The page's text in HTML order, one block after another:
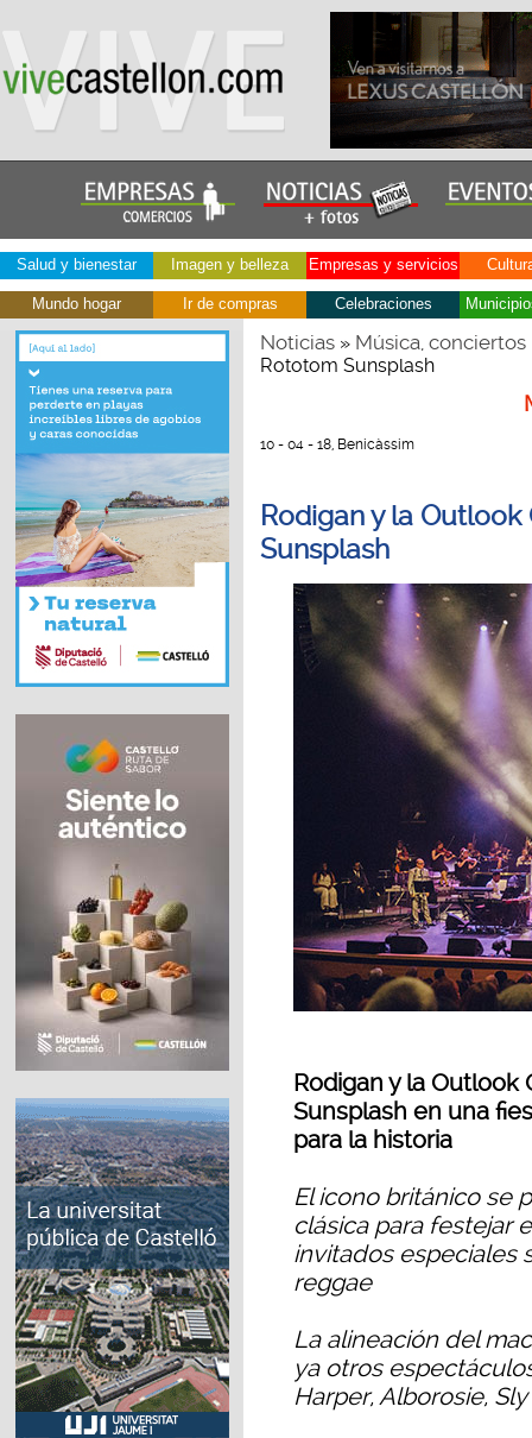
Salud y bienestar Imagen y belleza Empresas y servicios
Mundo hogar Ir de compras Celebraciones
Noticias» Música, conciertos
Rototom Sunsplash
10 - 04 - 18, Benicàssim
Rodigan y la
Sunsplash
Rodigan y la Outlook
Sunsplash en una
para la historia
El icono británico se
clásica para festejar
invitados especiales
reggae
La alineación del
ya otros
Harper, Alborosie,